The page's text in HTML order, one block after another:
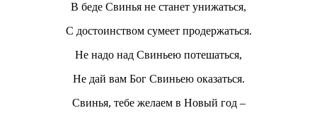
В беде Свинья не станет унижаться,
С достоинством сумеет продержаться.
Не надо над Свиньею потешаться,
Не дай вам Бог Свиньею оказаться.
Свинья, тебе желаем в Новый год –